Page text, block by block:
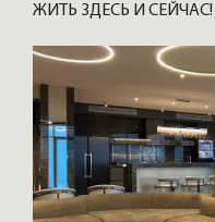
ЖИТЬ ЗДЕСЬ И СЕЙЧАС!